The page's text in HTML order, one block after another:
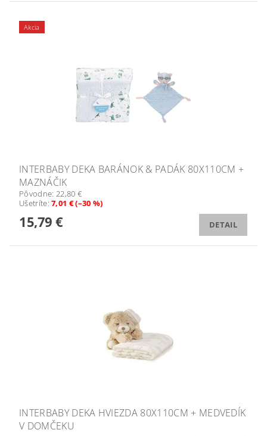
Akcia
INTERBABY DEKA BARÁNOK & PADÁK 80X110CM +
MAZNÁČIK
Pôvodne: 22,80 €
Ušetríte:7,01 € (–30 %)
15,79 € DETAIL
INTERBABY DEKA HVIEZDA 80X110CM + MEDVEDÍK
V DOMČEKU